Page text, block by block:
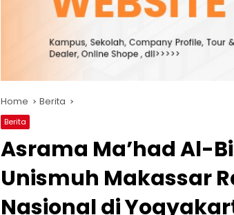
Home Berita
Berita
Asrama Ma’had Al-
Unismuh Makassar
Nasional di